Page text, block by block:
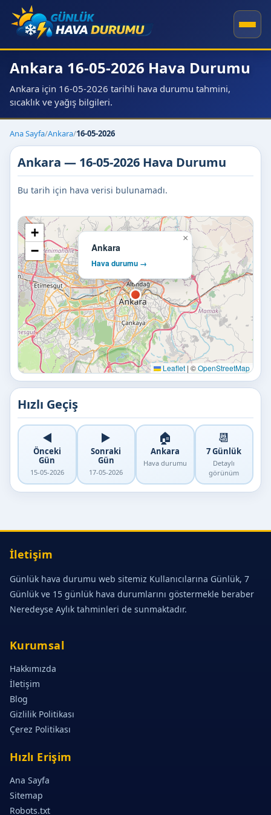
Ankara 16-05-2026 Hava Durumu
Ankara için 16-05-2026 tarihli hava durumu tahmini,
sıcaklık ve yağış bilgileri.
Ana Sayfa/Ankara/16-05-2026
Ankara — 16-05-2026 Hava Durumu
Bu tarih için hava verisi bulunamadı.
Ankara
Hava durumu →
×
+
−
Leaflet | ©OpenStreetMap
Hızlı Geçiş
◀️
Önceki
Gün
15-05-2026
▶️
Sonraki
Gün
17-05-2026
🏠
Ankara
Hava durumu
📆
7 Günlük
Detaylı
görünüm
İletişim
Günlük hava durumu web sitemiz Kullanıcılarına Günlük, 7
Günlük ve 15 günlük hava durumlarını göstermekle beraber
Neredeyse Aylık tahminleri de sunmaktadır.
Kurumsal
Hakkımızda
İletişim
Blog
Gizlilik Politikası
Çerez Politikası
Hızlı Erişim
Ana Sayfa
Sitemap
Robots.txt